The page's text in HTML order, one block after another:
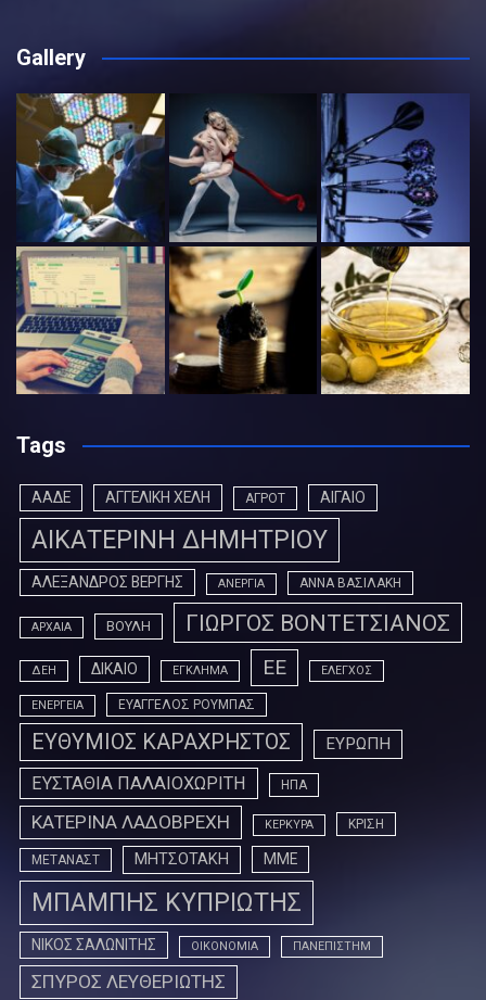
Gallery
Tags
ΑΑΔΕ ΑΓΓΕΛΙΚΗ ΧΕΛΗ ΑΓΡΟΤ ΑΙΓΑΙΟ
ΑΙΚΑΤΕΡΙΝΗ ΔΗΜΗΤΡΙΟΥ
ΑΛΕΞΑΝΔΡΟΣ ΒΕΡΓΗΣ ΑΝΕΡΓΙΑ ΑΝΝΑ ΒΑΣΙΛΑΚΗ
ΑΡΧΑΙΑ ΒΟΥΛΗ ΓΙΩΡΓΟΣ ΒΟΝΤΕΤΣΙΑΝΟΣ
ΔΕΗ ΔΙΚΑΙΟ ΕΓΚΛΗΜΑ ΕΕ ΕΛΕΓΧΟΣ
ΕΝΕΡΓΕΙΑ ΕΥΑΓΓΕΛΟΣ ΡΟΥΜΠΑΣ
ΕΥΘΥΜΙΟΣ ΚΑΡΑΧΡΗΣΤΟΣ ΕΥΡΩΠΗ
ΕΥΣΤΑΘΙΑ ΠΑΛΑΙΟΧΩΡΙΤΗ ΗΠΑ
ΚΑΤΕΡΙΝΑ ΛΑΔΟΒΡΕΧΗ ΚΕΡΚΥΡΑ ΚΡΙΣΗ
ΜΕΤΑΝΑΣΤ ΜΗΤΣΟΤΑΚΗ ΜΜΕ
ΜΠΑΜΠΗΣ ΚΥΠΡΙΩΤΗΣ
ΝΙΚΟΣ ΣΑΛΩΝΙΤΗΣ ΟΙΚΟΝΟΜΙΑ ΠΑΝΕΠΙΣΤΗΜ
ΣΠΥΡΟΣ ΛΕΥΘΕΡΙΩΤΗΣ